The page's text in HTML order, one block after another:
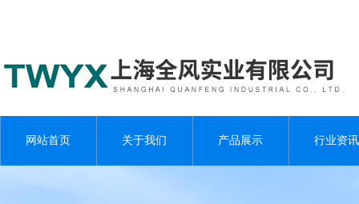
网站首页 关于我们 产品展示 行业资讯